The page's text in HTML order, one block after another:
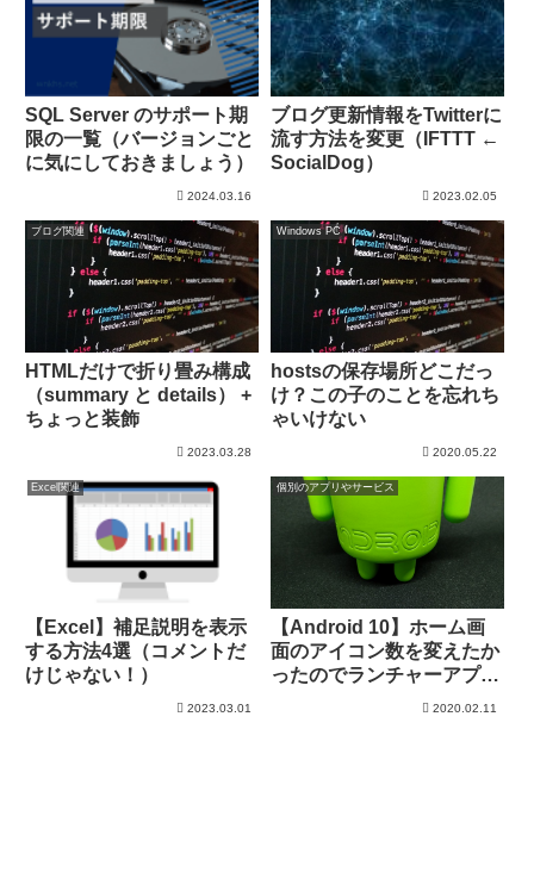
SQL Server のサポート期
限の一覧（バージョンごと
に気にしておきましょう）
2024.03.16
ブログ更新情報をTwitterに
流す方法を変更（IFTTT ←
SocialDog）
2023.02.05
ブログ関連
HTMLだけで折り畳み構成
（summary と details） +
ちょっと装飾
2023.03.28
Windows PC
hostsの保存場所どこだっ
け？この子のことを忘れち
ゃいけない
2020.05.22
Excel関連
【Excel】補足説明を表示
する方法4選（コメントだ
けじゃない！）
2023.03.01
個別のアプリやサービス
【Android 10】ホーム画
面のアイコン数を変えたか
ったのでランチャーアプリ
2020.02.11